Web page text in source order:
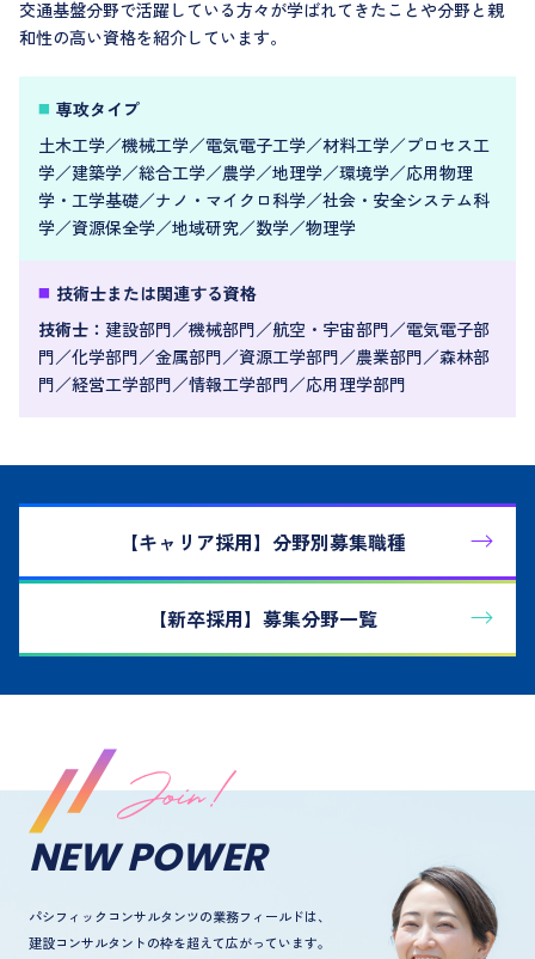
交通基盤分野で活躍している方々が学ばれてきたことや分野と親
和性の高い資格を紹介しています。
専攻タイプ
土木工学／機械工学／電気電子工学／材料工学／プロセス工
学／建築学／総合工学／農学／地理学／環境学／応用物理
学・工学基礎／ナノ・マイクロ科学／社会・安全システム科
学／資源保全学／地域研究／数学／物理学
技術士または関連する資格
技術士： 建設部門／機械部門／航空・宇宙部門／電気電子部
門／化学部門／金属部門／資源工学部門／農業部門／森林部
門／経営工学部門／情報工学部門／応用理学部門
【キャリア採用】 分野別募集職種
【新卒採用】 募集分野一覧
NEW POWER
パシフィックコンサルタンツの業務フィールドは、
建設コンサルタントの枠を超えて広がっています。